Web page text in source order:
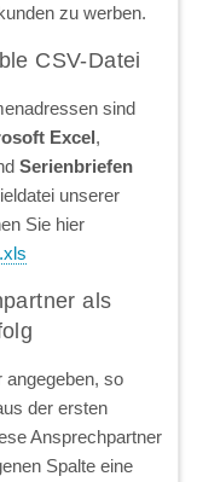
zu werben.
CSV-Datei
sind
Excel,
Serienbriefen
unserer
Sie hier
als
angegeben, so
der ersten
Ansprechpartner
Spalte eine